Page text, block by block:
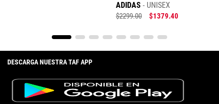
ADIDAS UNISEX
$2299.00 $1379.40
DESCARGA NUESTRA TAF APP